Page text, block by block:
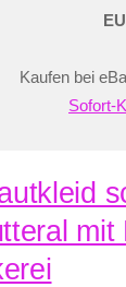
Kaufen bei
Sofort-
mit